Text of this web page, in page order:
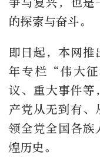
的探索与奋斗。
即日起，本网
年专栏“伟大
议、重大事件等
产党从无到有、
领全党全国各族
煌历史。